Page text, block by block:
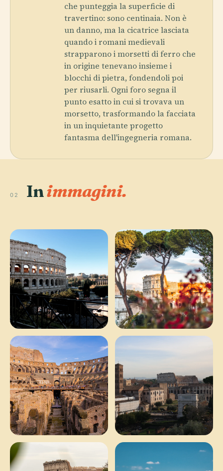
che punteggia la superficie di
travertino: sono centinaia. Non è
un danno, ma la cicatrice lasciata
quando i romani medievali
strapparono i morsetti di ferro che
in origine tenevano insieme i
blocchi di pietra, fondendoli poi
per riusarli. Ogni foro segna il
punto esatto in cui si trovava un
morsetto, trasformando la facciata
in un inquietante progetto
fantasma dell'ingegneria romana.
02 Inimmagini.